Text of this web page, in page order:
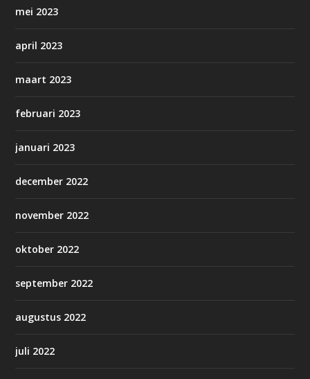
mei 2023
april 2023
maart 2023
februari 2023
januari 2023
december 2022
november 2022
oktober 2022
september 2022
augustus 2022
juli 2022